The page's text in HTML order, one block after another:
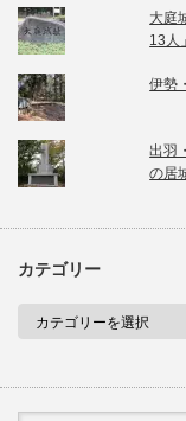
大庭
13人」
伊勢
出羽
の居
カテゴリー